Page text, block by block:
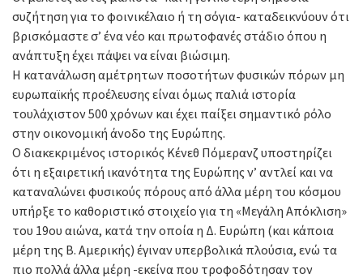
συζήτηση για το φοινικέλαιο ή τη σόγια- καταδεικνύουν ότι
βρισκόμαστε σ’ ένα νέο και πρωτοφανές στάδιο όπου η
ανάπτυξη έχει πάψει να είναι βιώσιμη.
Η κατανάλωση αμέτρητων ποσοτήτων φυσικών πόρων μη
ευρωπαϊκής προέλευσης είναι όμως παλιά ιστορία
τουλάχιστον 500 χρόνων και έχει παίξει σημαντικό ρόλο
στην οικονομική άνοδο της Ευρώπης.
Ο διακεκριμένος ιστορικός Κένεθ Πόμερανζ υποστηρίζει
ότι η εξαιρετική ικανότητα της Ευρώπης ν’ αντλεί και να
καταναλώνει φυσικούς πόρους από άλλα μέρη του κόσμου
υπήρξε το καθοριστικό στοιχείο για τη «Μεγάλη Απόκλιση»
του 19ου αιώνα, κατά την οποία η Δ. Ευρώπη (και κάποια
μέρη της Β. Αμερικής) έγιναν υπερβολικά πλούσια, ενώ τα
πιο πολλά άλλα μέρη -εκείνα που τροφοδότησαν τον